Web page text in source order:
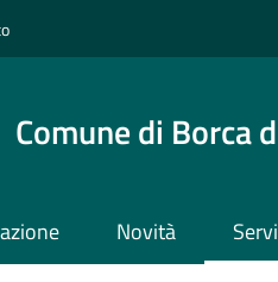
Comune di Borca
Novità